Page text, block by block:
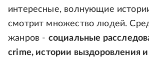
интересные, волнующие
смотрит множество людей.
жанров - социальные
crime, истории выздоровления